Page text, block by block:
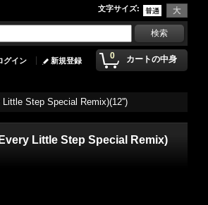
文字サイズ:
0 カートの中身
グイン 新規登録
Step Special Remix)(12'')
Little Step Special Remix)